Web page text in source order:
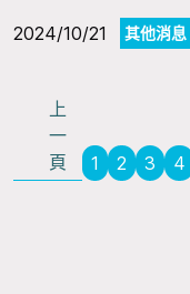
2024/10/21 其他消息
上
一
頁
1 2 3 4